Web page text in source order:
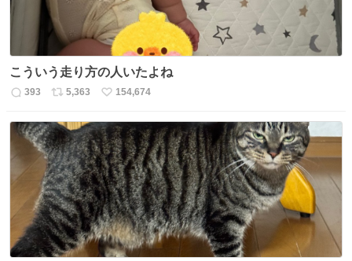
こういう走り方の人いたよね
返
数
393
リ
ス
ト
数
5,363
い
ね
数
154,674